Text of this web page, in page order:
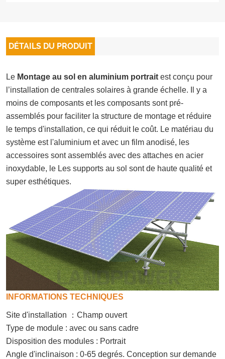
DÉTAILS DU PRODUIT
Le Montage au sol en aluminium portrait est conçu pour
l’installation de centrales solaires à grande échelle. Il y a
moins de composants et les composants sont pré-
assemblés pour faciliter la structure de montage et réduire
le temps d'installation, ce qui réduit le coût. Le matériau du
système est l'aluminium et avec un film anodisé, les
accessoires sont assemblés avec des attaches en acier
inoxydable, le Les supports au sol sont de haute qualité et
super esthétiques.
INFORMATIONS TECHNIQUES
Site d'installation ： Champ ouvert
Type de module : avec ou sans cadre
Disposition des modules : Portrait
Angle d'inclinaison : 0-65 degrés. Conception sur demande